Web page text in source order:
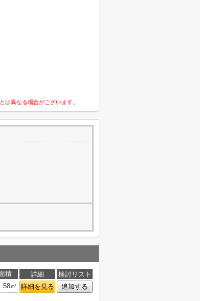
異なる場合がございます。
積 詳細
検討リスト
㎡ 詳細を見る 追加する